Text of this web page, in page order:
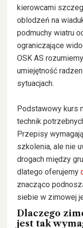
kierowcami
oblodzeń na
podmuchy wiatru
ograniczające
OSK AS
umiejętność
sytuacjach.
Podstawowy kurs
technik
Przepisy
szkolenia, ale nie
drogach między
dlatego oferujemy
znacząco
siebie w zimowej
Dlaczego
jest tak